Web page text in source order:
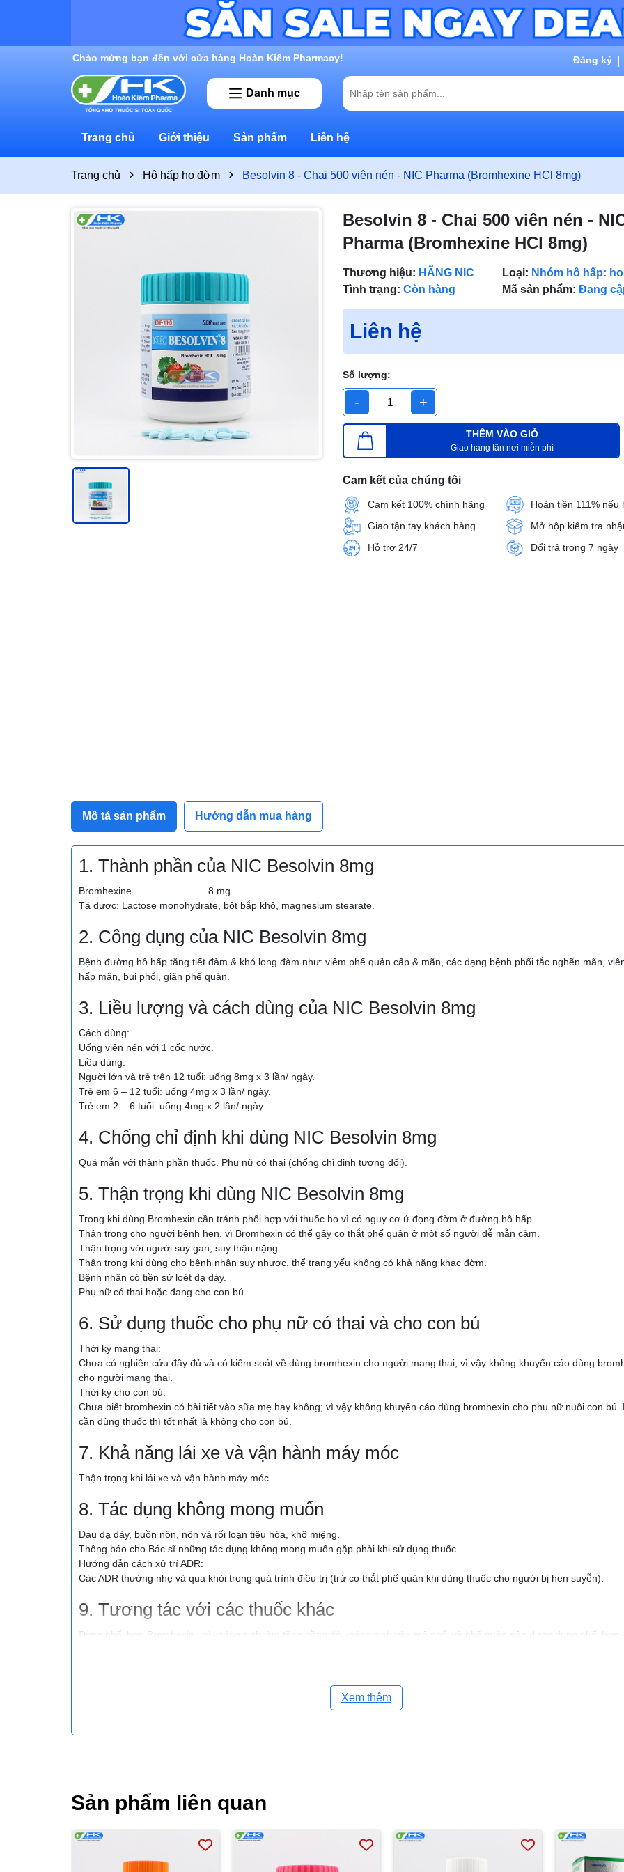
Rất nhiều ưu đãi và chương trình khuyến mãi đang chờ đợi bạn Đăng ký
Danh mục
Trang chủ Giới thiệu Sản phẩm Liên hệ
Trang chủ Hô hấp ho đờm Besolvin 8 - Chai 500 viên nén - NIC Pharma (Bromhexine HCl 8mg)
Besolvin 8 - Chai 500 viên nén -
Pharma (Bromhexine HCl 8mg)
Thương hiệu: HÃNG NIC Loại: Nhóm hô hấp:
Tình trạng: Còn hàng Mã sản phẩm: Đang
Liên hệ
Số lượng:
- +
THÊM VÀO GIỎ
Giao hàng tận nơi miễn phí
Cam kết của chúng tôi
Cam kết 100% chính hãng
Hoàn tiền 111% nếu
Giao tận tay khách hàng
Mở hộp kiểm tra
Hỗ trợ 24/7
Đổi trả trong 7 ngày
Mô tả sản phẩm Hướng dẫn mua hàng
1. Thành phần của NIC Besolvin 8mg
Bromhexine …………………. 8 mg
Tá dược: Lactose monohydrate, bột bắp khô, magnesium stearate.
2. Công dụng của NIC Besolvin 8mg
Bệnh đường hô hấp tăng tiết đàm & khó long đàm như: viêm phế quản cấp & mãn, các dạng bệnh phổi tắc nghẽn mãn,
hấp mãn, bụi phổi, giãn phế quản.
3. Liều lượng và cách dùng của NIC Besolvin 8mg
Cách dùng:
Uống viên nén với 1 cốc nước.
Liều dùng:
Người lớn và trẻ trên 12 tuổi: uống 8mg x 3 lần/ ngày.
Trẻ em 6 – 12 tuổi: uống 4mg x 3 lần/ ngày.
Trẻ em 2 – 6 tuổi: uống 4mg x 2 lần/ ngày.
4. Chống chỉ định khi dùng NIC Besolvin 8mg
Quá mẫn với thành phần thuốc. Phụ nữ có thai (chống chỉ định tương đối).
5. Thận trọng khi dùng NIC Besolvin 8mg
Trong khi dùng Bromhexin cần tránh phối hợp với thuốc ho vì có nguy cơ ứ đọng đờm ở đường hô hấp.
Thận trọng cho người bệnh hen, vì Bromhexin có thể gây co thắt phế quản ở một số người dễ mẫn cảm.
Thận trọng với người suy gan, suy thận nặng.
Thận trọng khi dùng cho bệnh nhân suy nhược, thể trạng yếu không có khả năng khạc đờm.
Bệnh nhân có tiền sử loét dạ dày.
Phụ nữ có thai hoặc đang cho con bú.
6. Sử dụng thuốc cho phụ nữ có thai và cho con bú
Thời kỳ mang thai:
Chưa có nghiên cứu đầy đủ và có kiểm soát về dùng bromhexin cho người mang thai, vì vậy không khuyến cáo dùng
cho người mang thai.
Thời kỳ cho con bú:
Chưa biết bromhexin có bài tiết vào sữa mẹ hay không; vì vậy không khuyến cáo dùng bromhexin cho phụ nữ nuôi con bú.
cần dùng thuốc thì tốt nhất là không cho con bú.
7. Khả năng lái xe và vận hành máy móc
Thận trọng khi lái xe và vận hành máy móc
8. Tác dụng không mong muốn
Đau dạ dày, buồn nôn, nôn và rối loạn tiêu hóa, khô miệng.
Thông báo cho Bác sĩ những tác dụng không mong muốn gặp phải khi sử dụng thuốc.
Hướng dẫn cách xử trí ADR:
Các ADR thường nhẹ và qua khỏi trong quá trình điều trị (trừ co thắt phế quản khi dùng thuốc cho người bị hen suyễn).
9. Tương tác với các thuốc khác
Dùng phối hợp Bromhexin với kháng sinh làm tăng nồng độ kháng sinh vào mô phổi và phế quản nên được dùng phối hợp
Bromhexin hydroclorid là chất điều hòa và tiêu nhầy đường hô hấp. Do hoạt hóa sự tổng hợp sialomucin và phá vỡ các sợi
Bromhexine là một dẫn xuất tổng hợp từ hoạt chất thảo dược vasicine.
Về mặt tiền lâm sàng, bromhexine được nhận thấy làm tăng tỷ lệ tiết thanh dịch phế quản. Bromhexine làm tăng sự vận
mao).
Trong các thử nghiệm lâm sàng, bromhexine cho thấy có tác dụng phân hủy chất tiết và vận chuyển chất tiết ở đường phế
giúp thuận lợi việc khạc đờm và ho dễ dàng.
Xem thêm
Sản phẩm liên quan